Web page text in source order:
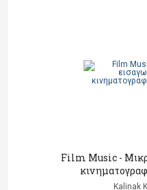
Film Music -
Kalinak